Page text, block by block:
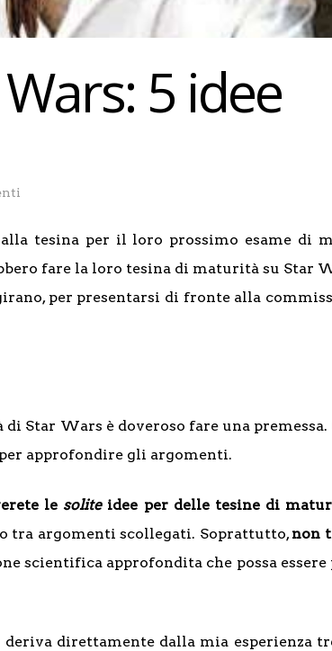
5 idee
tesina per il loro prossimo esame di
fare la loro tesina di maturità su Star
per presentarsi di fronte alla
Star Wars è doveroso fare una
approfondire gli argomenti.
le soliteidee per delle tesine di
tra argomenti scollegati. Soprattutto,non
scientifica approfondita che possa
direttamente dalla mia esperienza